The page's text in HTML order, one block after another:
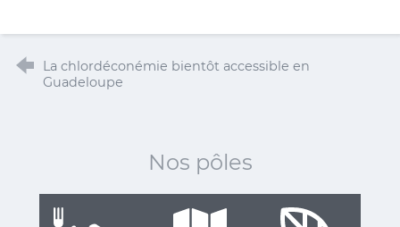
La chlordéconémie bientôt accessible en
Guadeloupe
Nos pôles